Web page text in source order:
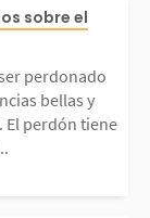
Estos
y ser
y
sobre el
perdonado
bellas y
El perdón tiene